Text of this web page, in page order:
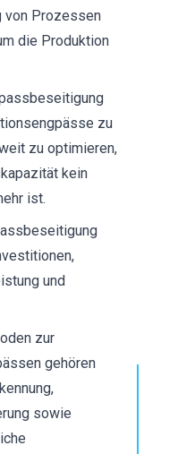
von Prozessen
die Produktion
zu
zu optimieren,
kein
ist.
und
zur
gehören
sowie